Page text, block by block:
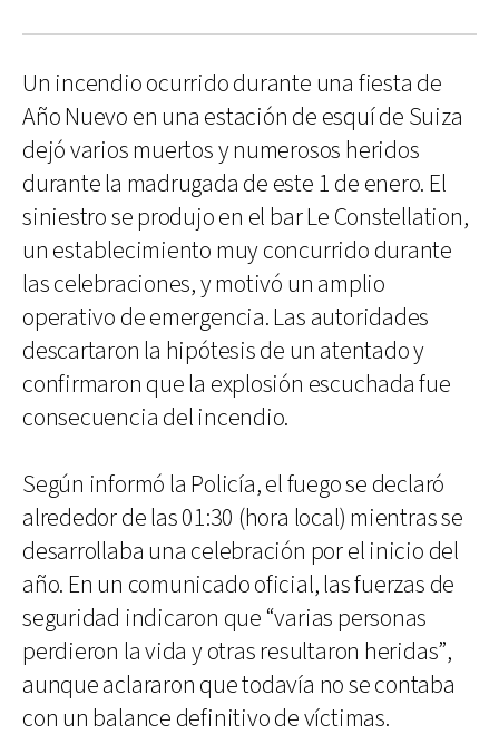
Un incendio ocurrido durante una fiesta de
Año Nuevo en una estación de esquí de Suiza
dejó varios muertos y numerosos heridos
durante la madrugada de este 1 de enero. El
siniestro se produjo en el bar Le Constellation,
un establecimiento muy concurrido durante
las celebraciones, y motivó un amplio
operativo de emergencia. Las autoridades
descartaron la hipótesis de un atentado y
confirmaron que la explosión escuchada fue
consecuencia del incendio.
Según informó la Policía, el fuego se declaró
alrededor de las 01:30 (hora local) mientras se
desarrollaba una celebración por el inicio del
año. En un comunicado oficial, las fuerzas de
seguridad indicaron que “varias personas
perdieron la vida y otras resultaron heridas”,
aunque aclararon que todavía no se contaba
con un balance definitivo de víctimas.